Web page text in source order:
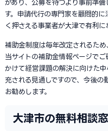
があり、公募を待つより事前準
す。申請代行の専門家を顧問的
く押さえる事業者が大津で有利に
補助金制度は毎年改定されるた
当サイトの補助金情報ページで
かけて経営課題の解決に向けた
充される見通しですので、今後
お勧めします。
大津市の無料相談